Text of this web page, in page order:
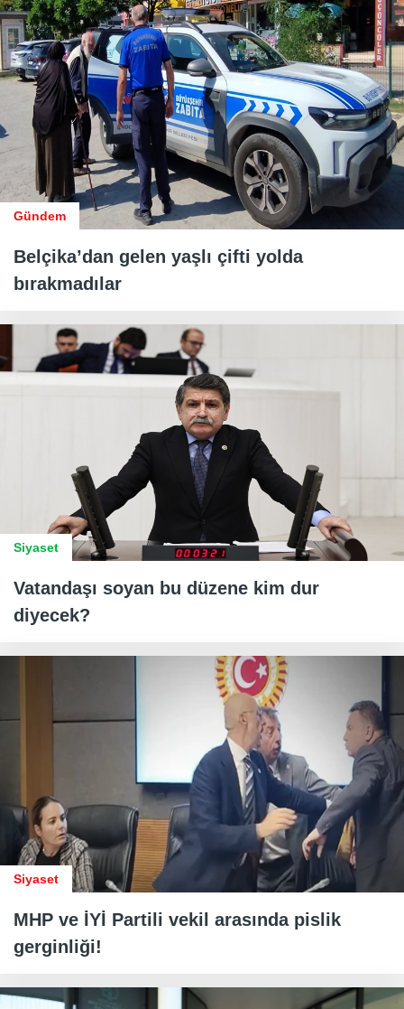
Gündem
Belçika’dan gelen yaşlı çifti yolda
bırakmadılar
Siyaset
Vatandaşı soyan bu düzene kim dur
diyecek?
Siyaset
MHP ve İYİ Partili vekil arasında pislik
gerginliği!